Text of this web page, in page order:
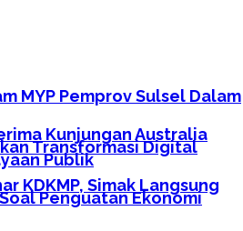
MYP Pemprov Sulsel Dalam
Kunjungan Australia
Transformasi Digital
Publik
KDKMP, Simak Langsung
Penguatan Ekonomi